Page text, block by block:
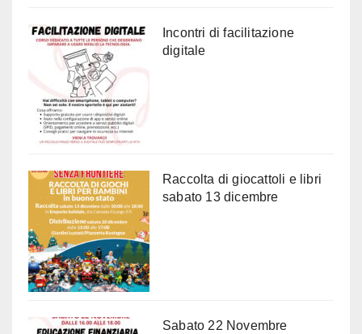
Incontri di facilitazione
digitale
Raccolta di giocattoli e libri
sabato 13 dicembre
Sabato 22 Novembre